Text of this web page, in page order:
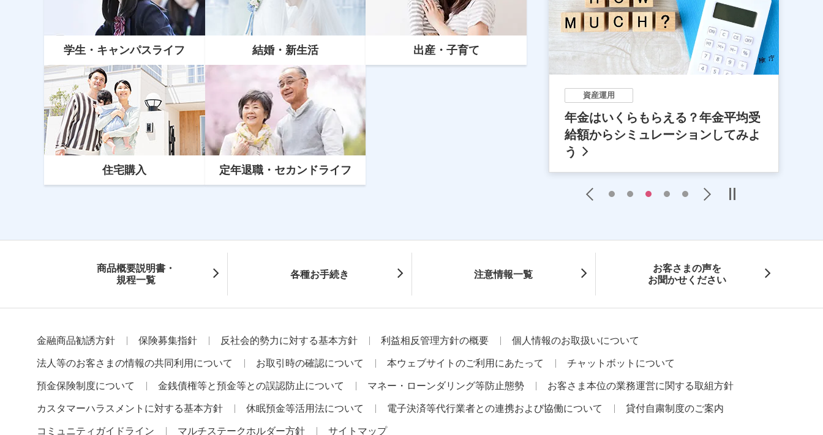
学生・キャンパスライフ 結婚・新生活 出産・子育て
住宅購入 定年退職・セカンドライフ
資産運用
NISA（ニーサ）とiDeCo（イデ
コ）どっちがいい？新NISAについ
て知ろう
マイカーローン
マイカーローンの借換えとは？ちば
興銀への借換えがおすすめな人など
を解説
資産運用
年金はいくらもらえる？年金平均受
給額からシミュレーションしてみよ
う
Previous Next
商品概要説明書・
規程一覧
各種お手続き 注意情報一覧
お客さまの声を
お聞かせください
金融商品勧誘方針 保険募集指針 反社会的勢力に対する基本方針 利益相反管理方針の概要 個人情報のお取扱いについて
法人等のお客さまの情報の共同利用について お取引時の確認について 本ウェブサイトのご利用にあたって チャットボットについて
預金保険制度について 金銭債権等と預金等との誤認防止について マネー・ローンダリング等防止態勢 お客さま本位の業務運営に関する取組方針
カスタマーハラスメントに対する基本方針 休眠預金等活用法について 電子決済等代行業者との連携および協働について 貸付自粛制度のご案内
コミュニティガイドライン マルチステークホルダー方針 サイトマップ